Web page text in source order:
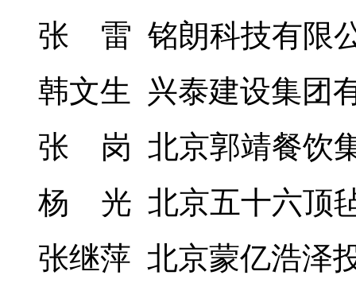
张 雷 铭朗科技有限
韩文生 兴泰建设集团
张 岗 北京郭靖餐饮
杨 光 北京五十六顶
张继萍 北京蒙亿浩泽